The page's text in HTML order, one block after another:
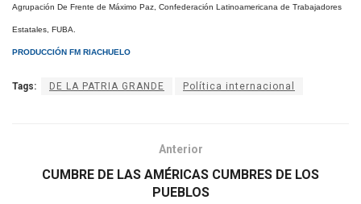
Agrupación De Frente de Máximo Paz, Confederación Latinoamericana de Trabajadores
Estatales, FUBA.
PRODUCCIÓN FM RIACHUELO
Tags: DE LA PATRIA GRANDE Política internacional
Anterior
CUMBRE DE LAS AMÉRICAS CUMBRES DE LOS
PUEBLOS